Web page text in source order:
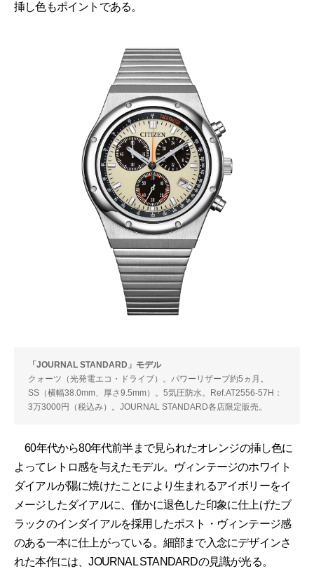
挿し色もポイントである。
「JOURNAL STANDARD」モデル
クォーツ（光発電エコ・ドライブ）。パワーリザーブ約5ヵ月。
SS（横幅38.0mm、厚さ9.5mm）。5気圧防水。Ref.AT2556-57H：
3万3000円（税込み）。JOURNAL STANDARD各店限定販売。
60年代から80年代前半まで見られたオレンジの挿し色に
よってレトロ感を与えたモデル。ヴィンテージのホワイト
ダイアルが陽に焼けたことにより生まれるアイボリーをイ
メージしたダイアルに、僅かに退色した印象に仕上げたブ
ラックのインダイアルを採用したポスト・ヴィンテージ感
のある一本に仕上がっている。細部まで入念にデザインさ
れた本作には、JOURNAL STANDARDの見識が光る。